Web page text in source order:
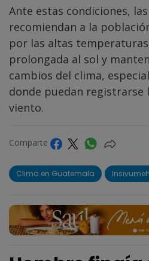
Ante estas condiciones,
recomiendan a la
por las altas
prolongada al sol y
cambios del clima,
donde puedan registrarse
viento.
Comparte
Clima en Guatemala Insivumeh